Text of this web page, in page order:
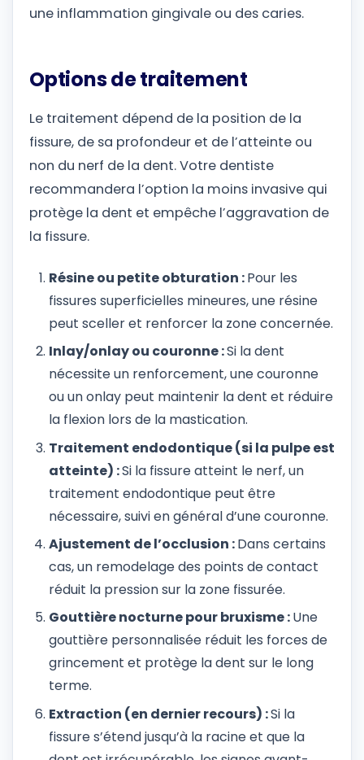
une inflammation gingivale ou des caries.
Options de traitement
Le traitement dépend de la position de la
fissure, de sa profondeur et de l’atteinte ou
non du nerf de la dent. Votre dentiste
recommandera l’option la moins invasive qui
protège la dent et empêche l’aggravation de
la fissure.
Résine ou petite obturation :Pour les
fissures superficielles mineures, une résine
peut sceller et renforcer la zone concernée.
Inlay/onlay ou couronne :Si la dent
nécessite un renforcement, une couronne
ou un onlay peut maintenir la dent et réduire
la flexion lors de la mastication.
Traitement endodontique (si la pulpe est
atteinte) :Si la fissure atteint le nerf, un
traitement endodontique peut être
nécessaire, suivi en général d’une couronne.
Ajustement de l’occlusion :Dans certains
cas, un remodelage des points de contact
réduit la pression sur la zone fissurée.
Gouttière nocturne pour bruxisme :Une
gouttière personnalisée réduit les forces de
grincement et protège la dent sur le long
terme.
Extraction (en dernier recours) :Si la
fissure s’étend jusqu’à la racine et que la